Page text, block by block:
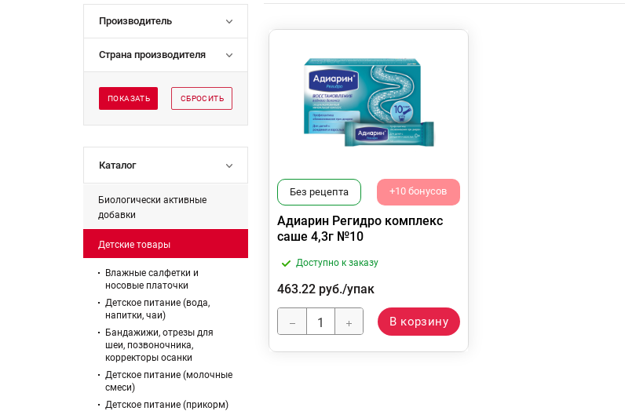
Производитель
Страна производителя
ПОКАЗАТЬ СБРОСИТЬ
Каталог
Биологически активные
добавки
Детские товары
Влажные салфетки и
носовые платочки
Детское питание (вода,
напитки, чаи)
Бандажижи, отрезы для
шеи, позвоночника,
корректоры осанки
Детское питание (молочные
смеси)
Детское питание (прикорм)
Без рецепта +10 бонусов
Адиарин Регидро комплекс
саше 4,3г №10
Доступно к заказу
463.22 руб./упак
В корзину